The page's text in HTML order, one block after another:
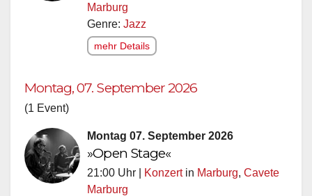
Marburg
Genre: Jazz
mehr Details
Montag, 07. September 2026
(1 Event)
Montag 07. September 2026
»Open Stage«
21:00 Uhr | Konzertin Marburg, Cavete
Marburg